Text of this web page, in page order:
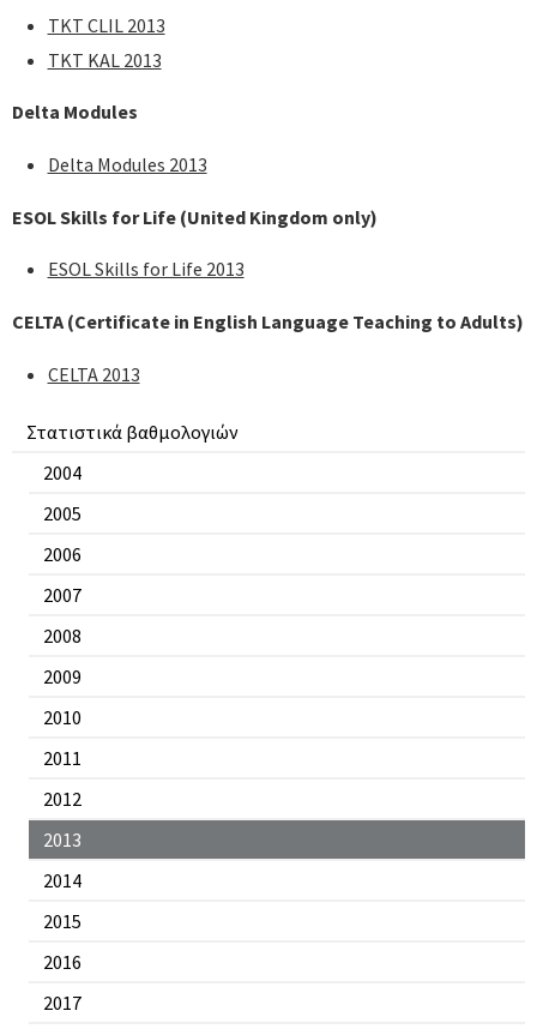
Στατιστικά βαθμολογιών
2004
2005
2006
2007
2008
2009
2010
2011
2012
2013
2014
2015
2016
2017
TKT CLIL 2013
TKT KAL 2013
Delta Modules
Delta Modules 2013
ESOL Skills for Life (United Kingdom only)
ESOL Skills for Life 2013
CELTA (Certificate in English Language Teaching to Adults)
CELTA 2013